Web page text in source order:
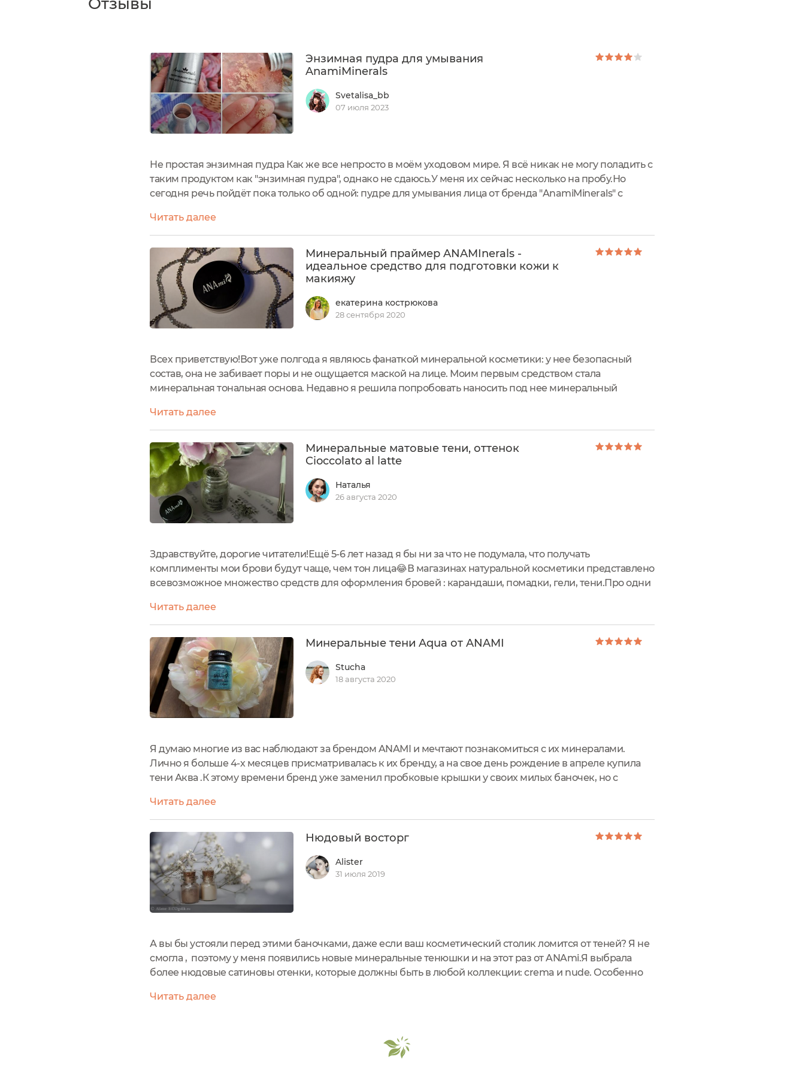
Энзимная пудра для умывания
AnamiMinerals
Svetalisa_bb
07 июля 2023
Не простая энзимная пудра Как же все непросто в моём уходовом мире. Я всё никак не могу поладить с
таким продуктом как "энзимная пудра", однако не сдаюсь.У меня их сейчас несколько на пробу.Но
сегодня речь пойдёт пока только об одной: пудре для умывания лица от бренда "AnamiMinerals" с
современное средство...
Читать далее
Минеральный праймер ANAMInerals -
идеальное средство для подготовки кожи к
макияжу
екатерина кострюкова
28 сентября 2020
Всех приветствую!Вот уже полгода я являюсь фанаткой минеральной косметики: у нее безопасный
состав, она не забивает поры и не ощущается маской на лице. Моим первым средством стала
минеральная тональная основа. Недавно я решила попробовать наносить под нее минеральный
ИНФОРМАЦИЯ: Цена: 650 рублейСтрана производства: Россия...
Читать далее
Минеральные матовые тени, оттенок
Cioccolato al latte
Наталья
26 августа 2020
Здравствуйте, дорогие читатели!Ещё 5-6 лет назад я бы ни за что не подумала, что получать
комплименты мои брови будут чаще, чем тон лица😂В магазинах натуральной косметики представлено
всевозможное множество средств для оформления бровей : карандаши, помадки, гели, тени.Про одни
стеклянной баночке с металлической...
Читать далее
Минеральные тени Aqua от ANAMI
Stucha
18 августа 2020
Я думаю многие из вас наблюдают за брендом ANAMI и мечтают познакомиться с их минералами.
Лично я больше 4-х месяцев присматривалась к их бренду, а на свое день рождение в апреле купила
тени Аква .К этому времени бренд уже заменил пробковые крышки у своих милых баночек, но с
минералы в крышечку и набирать для...
Читать далее
Нюдовый восторг
Alister
31 июля 2019
А вы бы устояли перед этими баночками, даже если ваш косметический столик ломится от теней? Я не
смогла , поэтому у меня появились новые минеральные тенюшки и на этот раз от ANAmi.Я выбрала
более нюдовые сатиновы отенки, которые должны быть в любой коллекции: crema и nude. Особенно
подобные оттенки будут актуальны...
Читать далее